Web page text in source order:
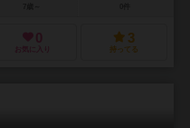
0
お気に入り
3
持ってる